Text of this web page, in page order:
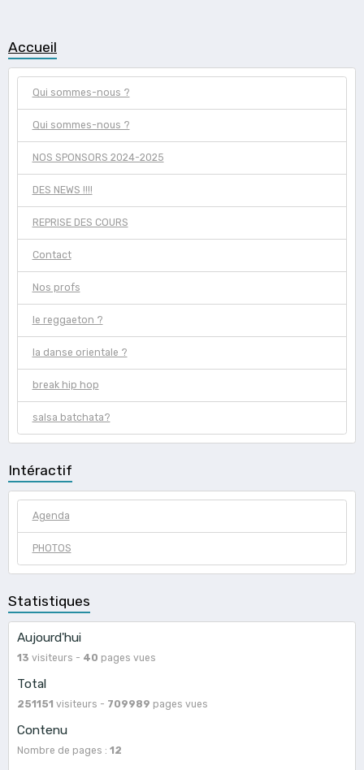
Accueil
Qui sommes-nous ?
Qui sommes-nous ?
NOS SPONSORS 2024-2025
DES NEWS !!!!
REPRISE DES COURS
Contact
Nos profs
le reggaeton ?
la danse orientale ?
break hip hop
salsa batchata?
Intéractif
Agenda
PHOTOS
Statistiques
Aujourd'hui
13 visiteurs - 40 pages vues
Total
251151 visiteurs - 709989 pages vues
Contenu
Nombre de pages : 12